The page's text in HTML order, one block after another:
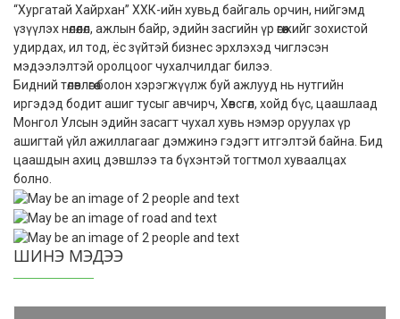
“Хургатай Хайрхан” ХХК-ийн хувьд байгаль орчин, нийгэмд
үзүүлэх нөлөөлөл, ажлын байр, эдийн засгийн үр өгөөжийг зохистой
удирдах, ил тод, ёс зүйтэй бизнес эрхлэхэд чиглэсэн
мэдээлэлтэй оролцоог чухалчилдаг билээ.
Бидний төлөвлөгөө болон хэрэгжүүлж буй ажлууд нь нутгийн
иргэдэд бодит ашиг тусыг авчирч, Хөвсгөл, хойд бүс, цаашлаад
Монгол Улсын эдийн засагт чухал хувь нэмэр оруулах үр
ашигтай үйл ажиллагааг дэмжинэ гэдэгт итгэлтэй байна. Бид
цаашдын ахиц дэвшлээ та бүхэнтэй тогтмол хуваалцах
болно.
ШИНЭ МЭДЭЭ